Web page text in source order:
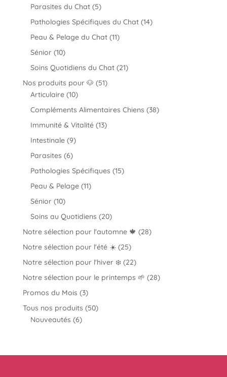
Parasites du Chat 55
produits
Pathologies Spécifiques du Chat 1414
Peau & Pelage du Chat 1111
Sénior 1010
produits
Soins Quotidiens du Chat 2121
Nos produits pour 🐶 5151
Articulaire 1010
produits
Compléments Alimentaires Chiens 3838
Immunité & Vitalité 1313
Intestinale 99
Parasites 66
produits
Pathologies Spécifiques 1515
Peau & Pelage 1111
Sénior 1010
produits
Soins au Quotidiens 2020
produits
Notre sélection pour l'automne 🍁 2828
Notre sélection pour l'été ☀️ 2525
produits
Notre sélection pour l'hiver ❄️ 2222
produits
Notre sélection pour le printemps 🌱 2828
Promos du Mois 33
produits
Tous nos produits 5050
Nouveautés 66